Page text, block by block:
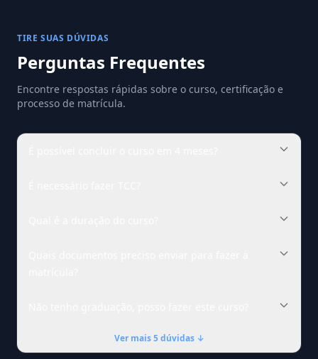
TIRE SUAS DÚVIDAS
Perguntas Frequentes
Encontre respostas rápidas sobre o curso, certificação e
processo de matrícula.
Ver mais 5 dúvidas ↓